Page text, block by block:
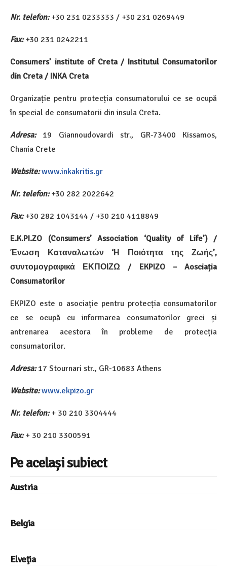
Nr. telefon:+30 231 0233333 / +30 231 0269449
Fax:+30 231 0242211
Consumers’ institute of Creta / Institutul Consumatorilor
din Creta / INKA Creta
Organizație pentru protecția consumatorului ce se ocupă
în special de consumatorii din insula Creta.
Adresa:
19 Giannoudovardi str., GR-73400 Kissamos,
Chania Crete
Website: www.inkakritis.gr
Nr. telefon:+30 282 2022642
Fax:+30 282 1043144 / +30 210 4118849
E.K.PI.ZO (Consumers’ Association ‘Quality of Life’) /
Ένωση Καταναλωτών ‘Η Ποιότητα της Ζωής’,
συντομογραφικά ΕΚΠΟΙΖΩ / EKPIZO – Aosciația
Consumatorilor
EKPIZO este o asociație pentru protecția consumatorilor
ce se ocupă cu informarea consumatorilor greci și
antrenarea acestora în probleme de protecția
consumatorilor.
Adresa: 17 Stournari str., GR-10683 Athens
Website: www.ekpizo.gr
Nr. telefon:+ 30 210 3304444
Fax:+ 30 210 3300591
Pe același subiect
Austria
Belgia
Elveţia